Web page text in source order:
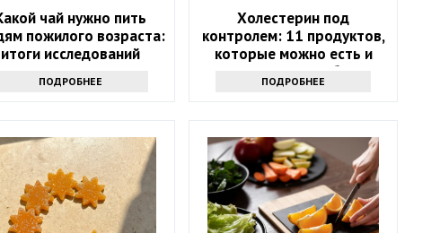
чай нужно пить
пожилого возраста:
итоги исследований
ПОДРОБНЕЕ
Холестерин под
контролем: 11 продуктов,
которые можно есть и
которых стоит избегать
ПОДРОБНЕЕ